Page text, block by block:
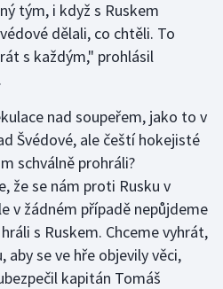
tým, i když s Ruskem
dělali, co chtěli. To
s každým," prohlásil
nad soupeřem, jako to v
Švédové, ale čeští hokejisté
schválně prohráli?
že se nám proti Rusku v
v žádném případě nepůjdeme
s Ruskem. Chceme vyhrát,
se ve hře objevily věci,
kapitán Tomáš